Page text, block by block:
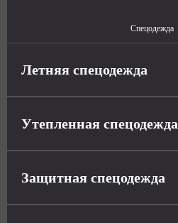
Спецодежда
Летняя спецодежда
Утепленная спецодежда
Защитная спецодежда